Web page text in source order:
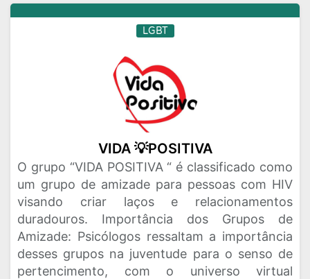
LGBT
VIDA 💡POSITIVA
O grupo “VIDA POSITIVA “ é classificado como
um grupo de amizade para pessoas com HIV
visando criar laços e relacionamentos
duradouros. Importância dos Grupos de
Amizade: Psicólogos ressaltam a importância
desses grupos na juventude para o senso de
pertencimento, com o universo virtual